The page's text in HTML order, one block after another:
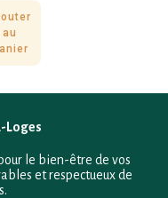
au
Loges
le bien-être de vos
et respectueux de